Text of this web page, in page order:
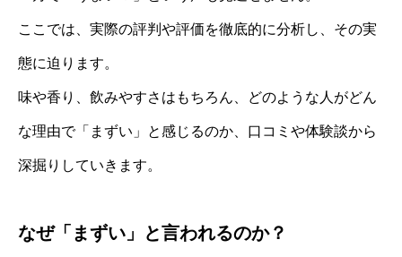
ここでは、実際の評判や評価を徹底的に分析し、その実
態に迫ります。
味や香り、飲みやすさはもちろん、どのような人がどん
な理由で「まずい」と感じるのか、口コミや体験談から
深掘りしていきます。
なぜ「まずい」と言われるのか？